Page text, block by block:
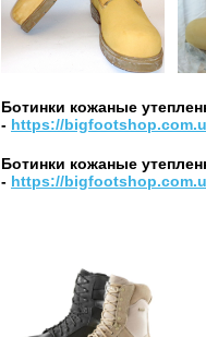
Ботинки кожаные
- https://
Ботинки кожаные
- https://